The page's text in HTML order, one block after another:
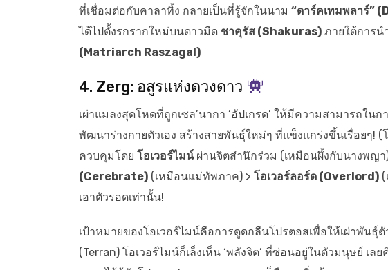
ที่เชื่อมต่อกับคาลาทิ้ง กลายเป็นที่รู้จักในนาม “ดาร์คเทมพลาร์”
ได้ไปตั้งรกรากใหม่บนดาวมืด ชาคุรัส (Shakuras) ภายใต้การน
(Matriarch Raszagal)
4. Zerg: อสูรแห่งดวงดาว
เผ่าแมลงสุดโหดที่ถูกเซล’นากา ‘อัปเกรด’ ให้มีความสามารถใ
พัฒนาร่างกายตัวเอง สร้างสายพันธุ์ใหม่ๆ ที่แข็งแกร่งขึ้นเรื่อยๆ!
ควบคุมโดย โอเวอร์ไมน์ผ่านจิตสำนึกร่วม (เหมือนผึ้งกับนางพญ
(Cerebrate) (เหมือนแม่ทัพภาค) > โอเวอร์ลอร์ด (Overlord)
เอาตัวรอดเท่านั้น!
เป้าหมายของโอเวอร์ไมน์คือการดูดกลืนโปรตอสเพื่อให้เผ่าพัน
(Terran) โอเวอร์ไมน์ก็เล็งเห็น ‘พลังจิต’ ที่ซ่อนอยู่ในตัวมนุษย์ เล